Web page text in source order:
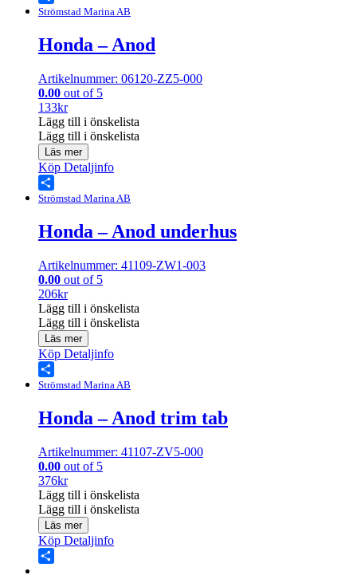
Share
Strömstad Marina AB
Honda – Anod
Artikelnummer: 06120-ZZ5-000
0.00 out of 5
133kr
Lägg till i önskelista
Lägg till i önskelista
Läs mer
Köp Detaljinfo
Share
Strömstad Marina AB
Honda – Anod underhus
Artikelnummer: 41109-ZW1-003
0.00 out of 5
206kr
Lägg till i önskelista
Lägg till i önskelista
Läs mer
Köp Detaljinfo
Share
Strömstad Marina AB
Honda – Anod trim tab
Artikelnummer: 41107-ZV5-000
0.00 out of 5
376kr
Lägg till i önskelista
Lägg till i önskelista
Läs mer
Köp Detaljinfo